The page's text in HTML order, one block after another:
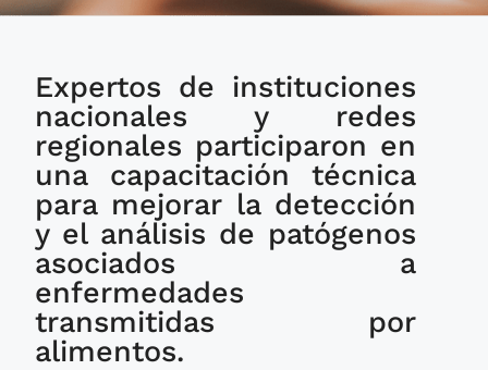
vigilancia molecular y
genómica con apoyo
de la OPS
Expertos de instituciones
nacionales y redes
regionales participaron en
una capacitación técnica
para mejorar la detección
y el análisis de patógenos
asociados a
enfermedades
transmitidas por
alimentos.